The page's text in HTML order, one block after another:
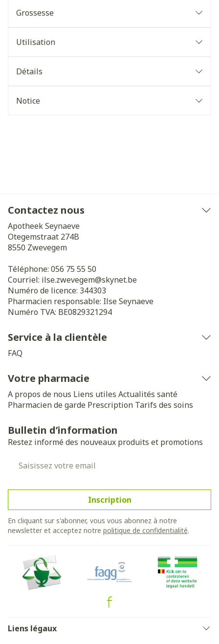
Grossesse
Utilisation
Détails
Notice
Contactez nous
Apotheek Seynaeve
Otegemstraat 274B
8550 Zwevegem
Téléphone: 056 75 55 50
Courriel: ilse.zwevegem@skynet.be
Numéro de licence: 344303
Pharmacien responsable: Ilse Seynaeve
Numéro TVA: BE0829321294
Service à la clientèle
FAQ
Votre pharmacie
A propos de nous Liens utiles Actualités santé
Pharmacien de garde Prescription Tarifs des soins
Bulletin d’information
Restez informé des nouveaux produits et promotions
Inscription
En cliquant sur s'abonner, vous vous abonnez à notre
newsletter et acceptez notre politique de confidentialité.
Liens légaux